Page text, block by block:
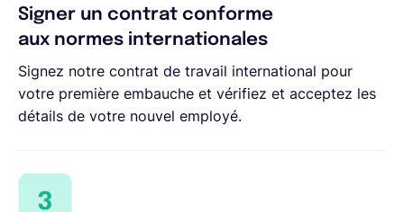
Signer un contrat conforme
aux normes internationales
Signez notre contrat de travail international pour
votre première embauche et vérifiez et acceptez les
détails de votre nouvel employé.